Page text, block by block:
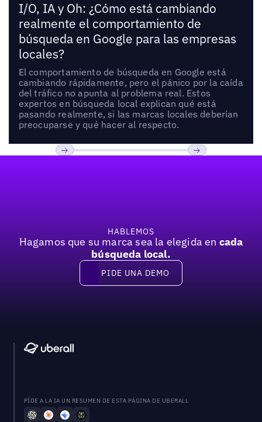
I/O, IA y Oh: ¿Cómo está cambiando
realmente el comportamiento de
búsqueda en Google para las empresas
locales?
El comportamiento de búsqueda en Google está
cambiando rápidamente, pero el pánico por la caída
del tráfico no apunta al problema real. Estos
expertos en búsqueda local explican qué está
pasando realmente, si las marcas locales deberían
preocuparse y qué hacer al respecto.
HABLEMOS
Hagamos que su marca sea la elegida en cada
búsqueda local.
Pide una demo
PIDE UNA DEMO
PÍDE A LA IA UN RESUMEN DE ESTA PÁGINA DE UBERALL